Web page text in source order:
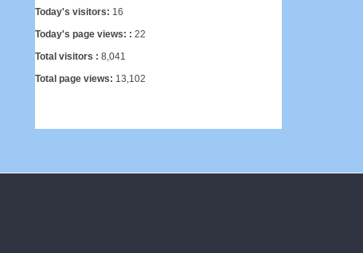
Today's visitors: 16
Today's page views: : 22
Total visitors : 8,041
Total page views: 13,102